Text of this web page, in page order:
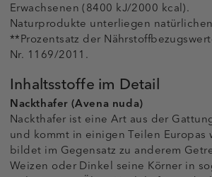
Erwachsenen (8400 kJ/2000 kcal).
Naturprodukte unterliegen
**Prozentsatz der
Nr. 1169/2011.
Inhaltsstoffe im Detail
Nackthafer (Avena nuda)
Nackthafer ist eine Art aus der
und kommt in einigen Teilen Europas
bildet im Gegensatz zu anderem
Weizen oder Dinkel seine Körner in